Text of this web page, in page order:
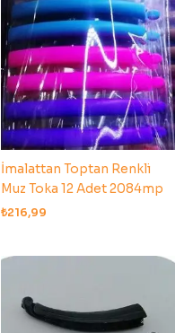
İmalattan Toptan Renkli
Muz Toka 12 Adet 2084mp
₺216,99